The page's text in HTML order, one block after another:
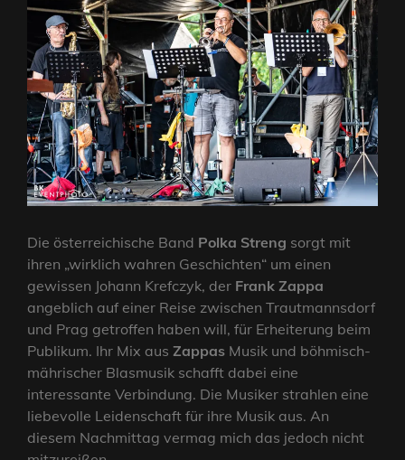
Die österreichische Band Polka Streng sorgt mit
ihren „wirklich wahren Geschichten“ um einen
gewissen Johann Krefczyk, der Frank Zappa
angeblich auf einer Reise zwischen Trautmannsdorf
und Prag getroffen haben will, für Erheiterung beim
Publikum. Ihr Mix aus Zappas Musik und böhmisch-
mährischer Blasmusik schafft dabei eine
interessante Verbindung. Die Musiker strahlen eine
liebevolle Leidenschaft für ihre Musik aus. An
diesem Nachmittag vermag mich das jedoch nicht